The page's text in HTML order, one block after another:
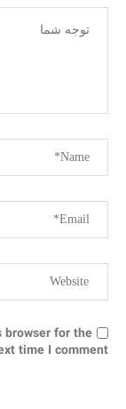
browser for the
time I comment.